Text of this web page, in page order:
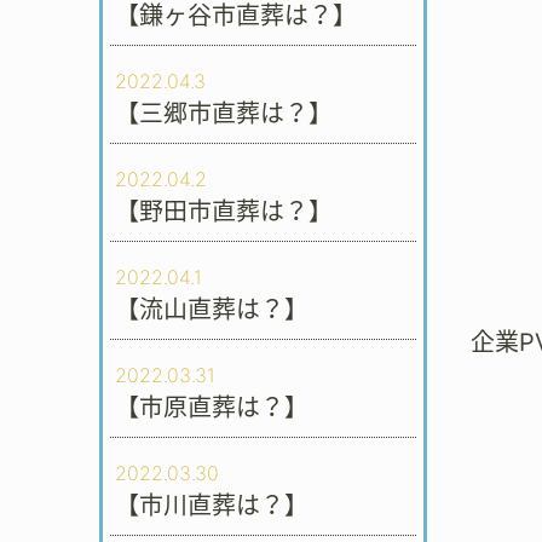
【鎌ヶ谷市直葬は？】
2022.04.3
【三郷市直葬は？】
2022.04.2
【野田市直葬は？】
2022.04.1
【流山直葬は？】
2022.03.31
【市原直葬は？】
2022.03.30
【市川直葬は？】
企業